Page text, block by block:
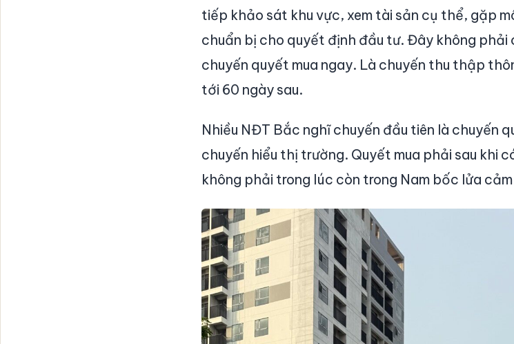
tiếp khảo sát khu vực, xem tài sản cụ thể, gặp
chuẩn bị cho quyết định đầu tư. Đây không phải
chuyến quyết mua ngay. Là chuyến thu thập
tới 60 ngày sau.
Nhiều NĐT Bắc nghĩ chuyến đầu tiên là chuyến
chuyến hiểu thị trường. Quyết mua phải sau khi
không phải trong lúc còn trong Nam bốc lửa